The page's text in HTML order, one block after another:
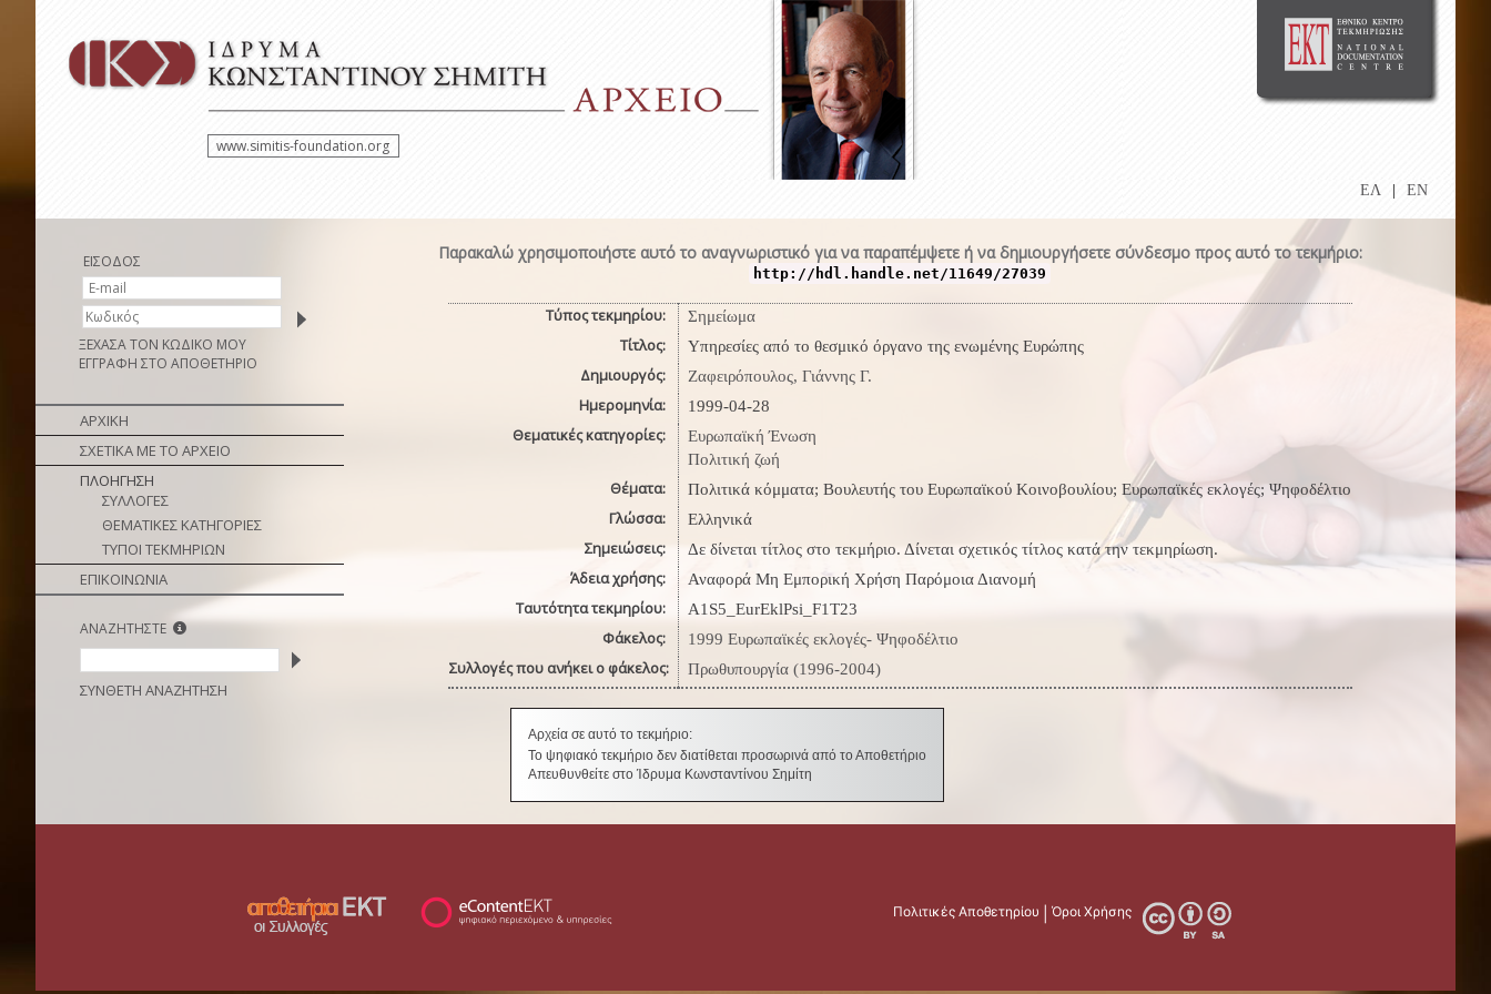
www.simitis-foundation.org
ΕΛ EN
ΕΙΣΟΔΟΣ
ΞΕΧΑΣΑ ΤΟΝ ΚΩΔΙΚΟ ΜΟΥ
ΕΓΓΡΑΦΗ ΣΤΟ ΑΠΟΘΕΤΗΡΙΟ
ΑΡΧΙΚΗ
ΣΧΕΤΙΚΑ ΜΕ ΤΟ ΑΡΧΕΙΟ
ΠΛΟΗΓΗΣΗ
ΣΥΛΛΟΓΕΣ
ΘΕΜΑΤΙΚΕΣ ΚΑΤΗΓΟΡΙΕΣ
ΤΥΠΟΙ ΤΕΚΜΗΡΙΩΝ
ΕΠΙΚΟΙΝΩΝΙΑ
ΑΝΑΖΗΤΗΣΤΕ
ΣΥΝΘΕΤΗ ΑΝΑΖΗΤΗΣΗ
Παρακαλώ χρησιμοποιήστε αυτό το αναγνωριστικό για να παραπέμψετε ή να δημιουργήσετε σύνδεσμο προς αυτό το τεκμήριο:
http://hdl.handle.net/11649/27039
Τύπος τεκμηρίου: Σημείωμα
Τίτλος: Υπηρεσίες από το θεσμικό όργανο της ενωμένης Ευρώπης
Δημιουργός: Ζαφειρόπουλος, Γιάννης Γ.
Ημερομηνία: 1999-04-28
Θεματικές κατηγορίες:
Ευρωπαϊκή Ένωση
Πολιτική ζωή
Θέματα: Πολιτικά κόμματα; Βουλευτής του Ευρωπαϊκού Κοινοβουλίου; Ευρωπαϊκές εκλογές; Ψηφοδέλτιο
Γλώσσα: Ελληνικά
Σημειώσεις: Δε δίνεται τίτλος στο τεκμήριο. Δίνεται σχετικός τίτλος κατά την τεκμηρίωση.
Άδεια χρήσης: Αναφορά Μη Εμπορική Χρήση Παρόμοια Διανομή
Ταυτότητα τεκμηρίου: A1S5_EurEklPsi_F1Τ23
Φάκελος: 1999 Ευρωπαϊκές εκλογές- Ψηφοδέλτιο
Συλλογές που ανήκει ο φάκελος: Πρωθυπουργία (1996-2004)
Αρχεία σε αυτό το τεκμήριο:
Το ψηφιακό τεκμήριο δεν διατίθεται προσωρινά από το Αποθετήριο
Απευθυνθείτε στο Ίδρυμα Κωνσταντίνου Σημίτη